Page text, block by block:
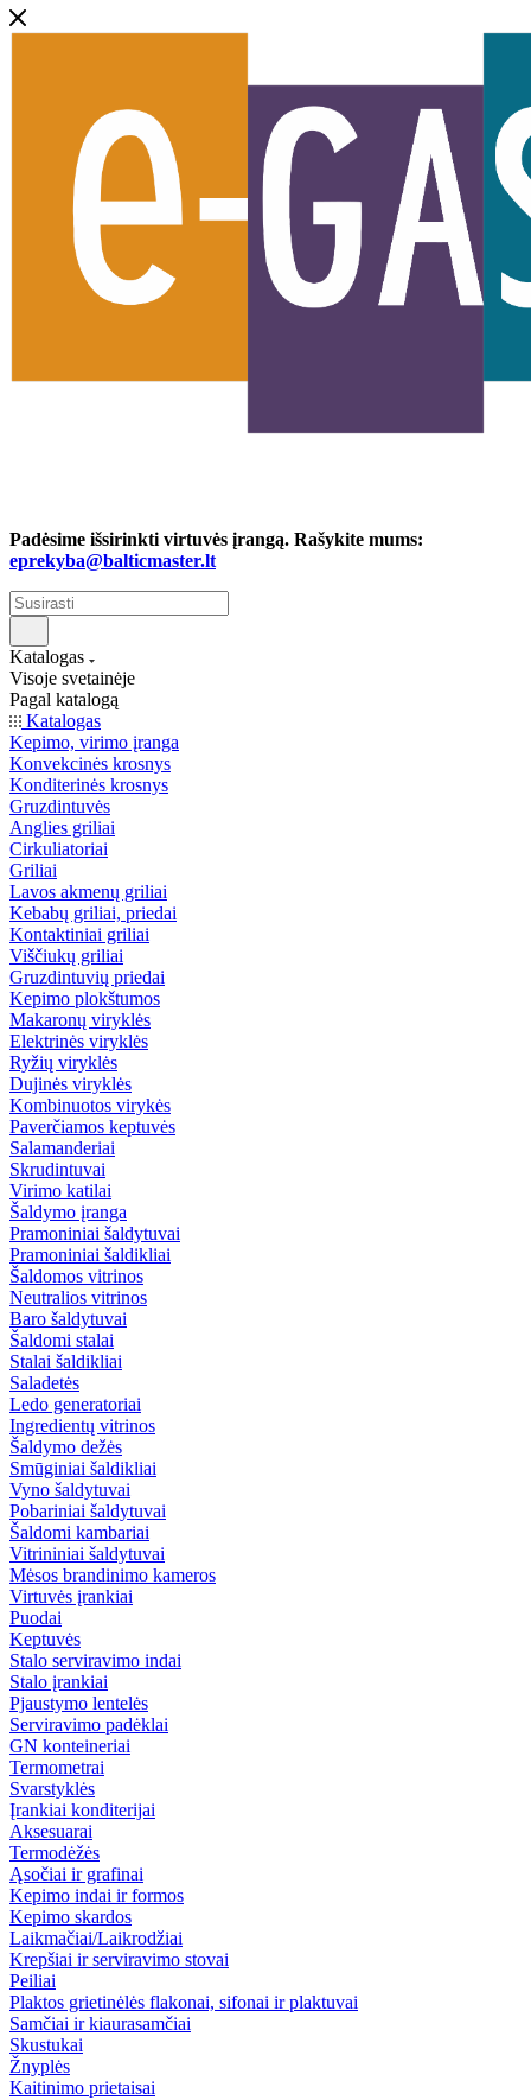
Padėsime išsirinkti virtuvės įrangą. Rašykite mums:
eprekyba@balticmaster.lt
Katalogas
Visoje svetainėje
Pagal katalogą
Katalogas
Kepimo, virimo įranga
Konvekcinės krosnys
Konditerinės krosnys
Gruzdintuvės
Anglies griliai
Cirkuliatoriai
Griliai
Lavos akmenų griliai
Kebabų griliai, priedai
Kontaktiniai griliai
Viščiukų griliai
Gruzdintuvių priedai
Kepimo plokštumos
Makaronų viryklės
Elektrinės viryklės
Ryžių viryklės
Dujinės viryklės
Kombinuotos virykės
Paverčiamos keptuvės
Salamanderiai
Skrudintuvai
Virimo katilai
Šaldymo įranga
Pramoniniai šaldytuvai
Pramoniniai šaldikliai
Šaldomos vitrinos
Neutralios vitrinos
Baro šaldytuvai
Šaldomi stalai
Stalai šaldikliai
Saladetės
Ledo generatoriai
Ingredientų vitrinos
Šaldymo dežės
Smūginiai šaldikliai
Vyno šaldytuvai
Pobariniai šaldytuvai
Šaldomi kambariai
Vitrininiai šaldytuvai
Mėsos brandinimo kameros
Virtuvės įrankiai
Puodai
Keptuvės
Stalo serviravimo indai
Stalo įrankiai
Pjaustymo lentelės
Serviravimo padėklai
GN konteineriai
Termometrai
Svarstyklės
Įrankiai konditerijai
Aksesuarai
Termodėžės
Ąsočiai ir grafinai
Kepimo indai ir formos
Kepimo skardos
Laikmačiai/Laikrodžiai
Krepšiai ir serviravimo stovai
Peiliai
Plaktos grietinėlės flakonai, sifonai ir plaktuvai
Samčiai ir kiaurasamčiai
Skustukai
Žnyplės
Kaitinimo prietaisai